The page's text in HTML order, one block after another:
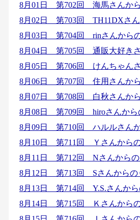
8月01日 第702回 海馬さんか
8月02日 第703回 TH11DXさん
8月03日 第704回 rinさんから
8月04日 第705回 通販大好き
8月05日 第706回 けんちゃん
8月06日 第707回 住用さんか
8月07日 第708回 白秋さんか
8月08日 第709回 hiroさんから
8月09日 第710回 ハルルさん
8月10日 第711回 Ｙさんから
8月11日 第712回 Nさんからの
8月12日 第713回 Sさんからの
8月13日 第714回 Y.S.さんから
8月14日 第715回 Ｋさんから